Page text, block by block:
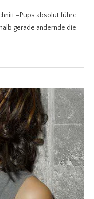
–Pups absolut führe
gerade ändernde die